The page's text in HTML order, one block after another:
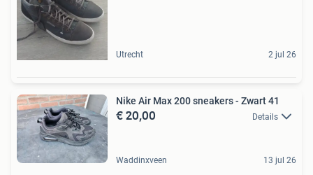
Utrecht 2 jul 26
Nike Air Max 200 sneakers - Zwart 41
€ 20,00 Details
Waddinxveen 13 jul 26